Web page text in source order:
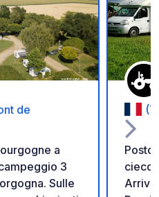
Aggiungi ai tuoi
de
a
3
Sulle
Posto
cieco